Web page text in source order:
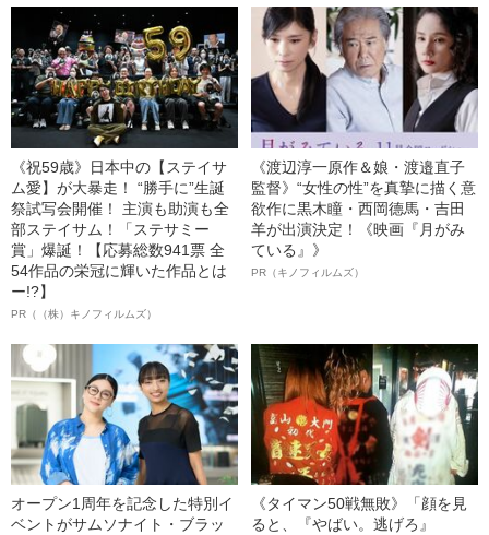
《祝59歳》日本中の【ステイサ
ム愛】が大暴走！ “勝手に”生誕
祭試写会開催！ 主演も助演も全
部ステイサム！「ステサミー
賞」爆誕！【応募総数941票 全
54作品の栄冠に輝いた作品とは
ー!?】
PR（（株）キノフィルムズ）
《渡辺淳一原作＆娘・渡邉直子
監督》“女性の性”を真摯に描く意
欲作に黒木瞳・西岡德馬・吉田
羊が出演決定！《映画『月がみ
ている』》
PR（キノフィルムズ）
オープン1周年を記念した特別イ
ベントがサムソナイト・ブラッ
《タイマン50戦無敗》「顔を見
ると、『やばい。逃げろ』